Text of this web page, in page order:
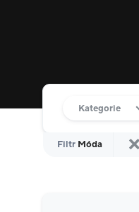
Filtr obchodů
Kategorie
Filtr Móda